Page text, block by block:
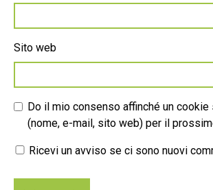
Sito web
Do il mio consenso affinché un
(nome, e-mail, sito web) per il
Ricevi un avviso se ci sono nuovi